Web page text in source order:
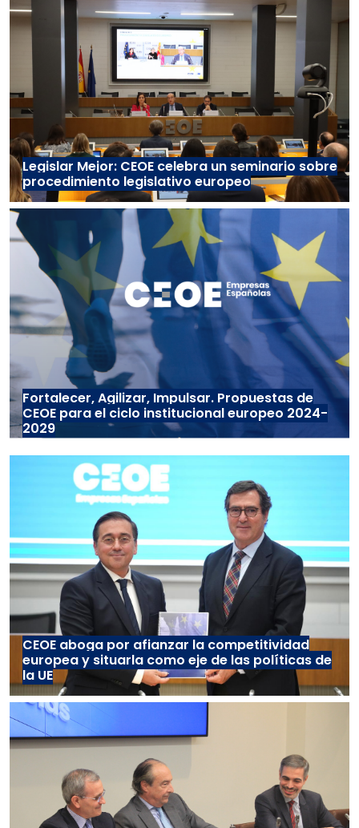
Legislar Mejor: CEOE celebra un seminario sobre
procedimiento legislativo europeo
Fortalecer, Agilizar, Impulsar. Propuestas de
CEOE para el ciclo institucional europeo 2024-
2029
CEOE aboga por afianzar la competitividad
europea y situarla como eje de las políticas de
la UE